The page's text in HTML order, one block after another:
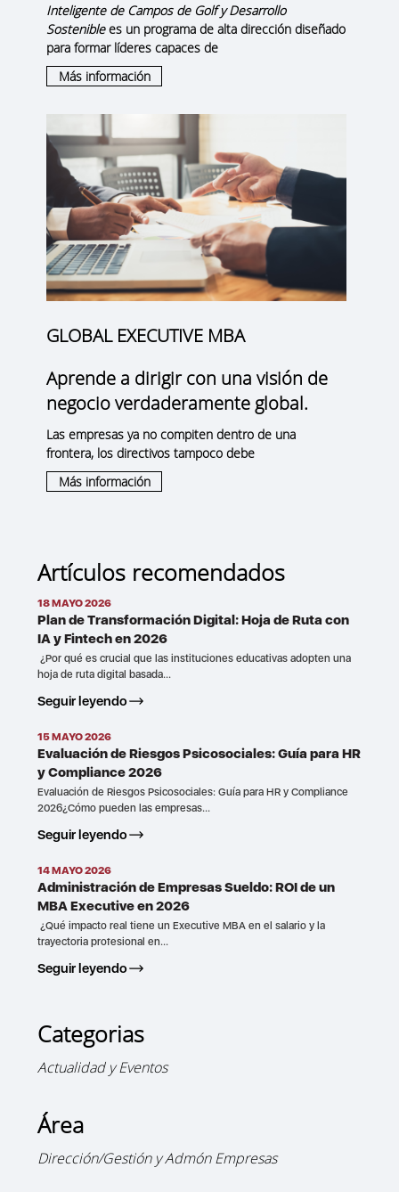
Inteligente de Campos de Golf y Desarrollo
Sosteniblees un programa de alta dirección diseñado
para formar líderes capaces de
Más información
GLOBAL EXECUTIVE MBA
Aprende a dirigir con una visión de
negocio verdaderamente global.
Las empresas ya no compiten dentro de una
frontera, los directivos tampoco debe
Más información
Artículos recomendados
18 MAYO 2026
Plan de Transformación Digital: Hoja de Ruta con
IA y Fintech en 2026
¿Por qué es crucial que las instituciones educativas adopten una
hoja de ruta digital basada...
Seguir leyendo
15 MAYO 2026
Evaluación de Riesgos Psicosociales: Guía para HR
y Compliance 2026
Evaluación de Riesgos Psicosociales: Guía para HR y Compliance
2026¿Cómo pueden las empresas...
Seguir leyendo
14 MAYO 2026
Administración de Empresas Sueldo: ROI de un
MBA Executive en 2026
¿Qué impacto real tiene un Executive MBA en el salario y la
trayectoria profesional en...
Seguir leyendo
Categorias
Actualidad y Eventos
Área
Dirección/Gestión y Admón Empresas